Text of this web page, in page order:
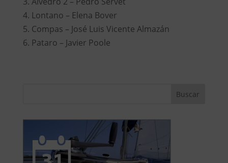
4. Lontano – Elena Bover
5. Compas – José Luis Vicente Almazán
6. Pataro – Javier Poole